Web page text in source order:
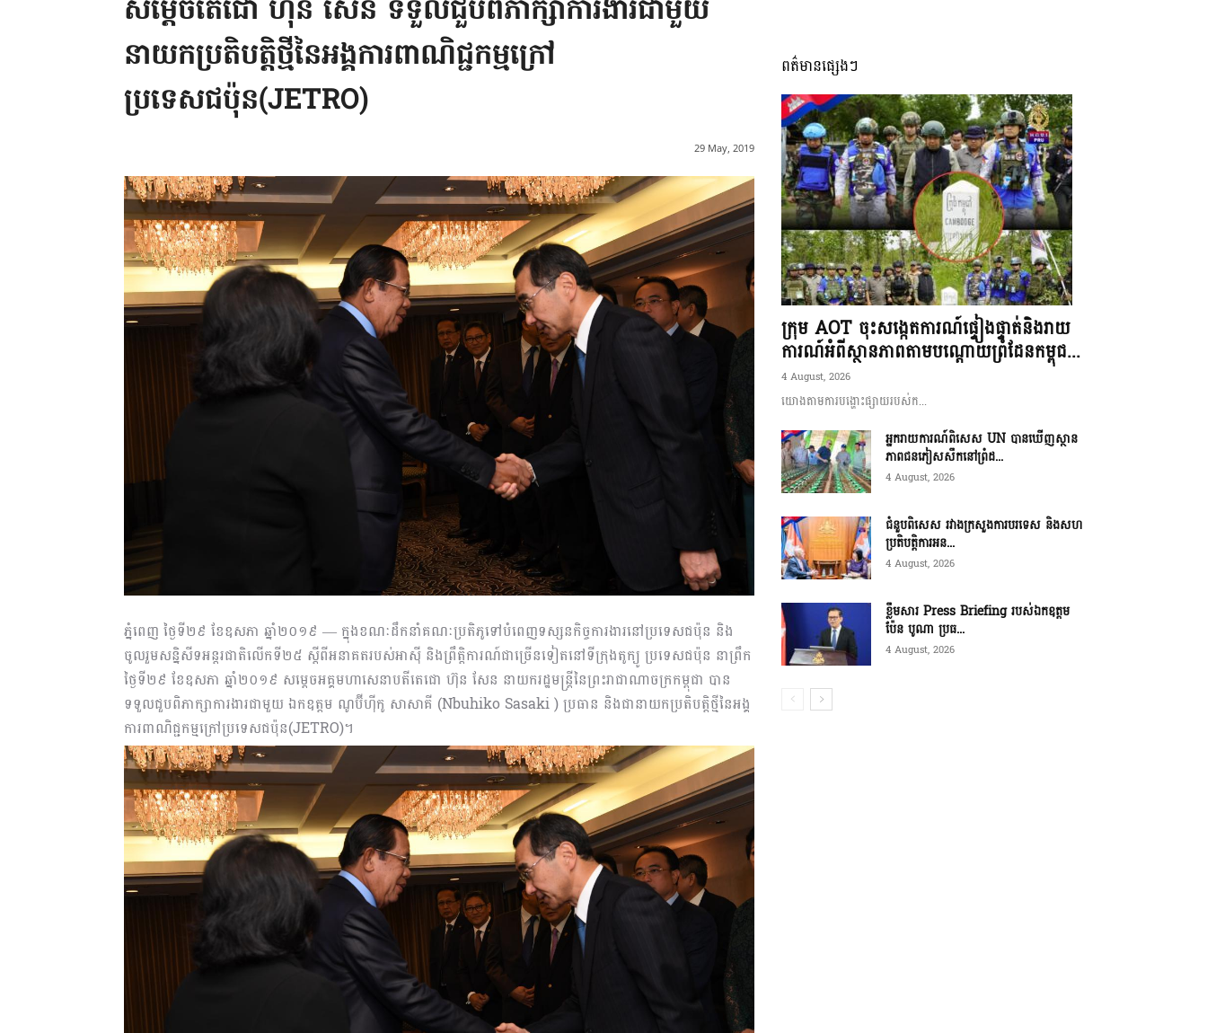
អង្គ
ភាព​
ប្រតិកម្ម
រហ័ស
សម្ដេចតេជោ ហ៊ុន សែន ទទួលជួបពិភាក្សាការងារជាមួយ
នាយកប្រតិបត្តិថ្មីនៃអង្គការពាណិជ្ជកម្មក្រៅ
ប្រទេសជប៉ុន(JETRO)
29 May, 2019
ភ្នំពេញ ថ្ងៃទី២៩ ខែឧសភា ឆ្នាំ២០១៩ — ក្នុងខណៈដឹកនាំគណៈប្រតិភូទៅបំពេញទស្សនកិច្ចការងារនៅប្រទេសជប៉ុន និង
ចូល​រួ​ម​សន្និសីទ​អន្តរជាតិលើក​ទី​២​៥​ ​ស្តី​ពីអនាគតរបស់អាស៊ី និងព្រឹត្តិការណ៍ជាច្រើនទៀតនៅទី​ក្រុ​ងតូក្យូ ប្រទេសជប៉ុន នាព្រឹក
ថ្ងៃទី២៩ ខែឧសភា ឆ្នាំ២០១៩ សម្ដេចអគ្គមហា​សេនាបតី​តេ​ជោ​ ហ៊ុន សែន នាយករដ្ឋមន្ត្រីនៃព្រះរាជាណាចក្រកម្ពុជា បាន
ទទួលជួបពិភាក្សាការងារ​ជាមួ​យ​ ឯកឧត្ដម ណូប៊ីហ៊ីកូ សាសាគី (Nbuhiko Sasaki ) ប្រធាន និងជានាយកប្រតិបត្តិថ្មីនៃអង្គ​
ការ​ពាណិជ្ជកម្មក្រៅប្រទេសជប៉ុន(JETRO)។
ពត៌មានផ្សេងៗ
ក្រុម AOT ចុះសង្កេតការណ៍ផ្ទៀងផ្ទាត់និងរាយ
ការណ៍អំពីស្ថានភាពតាមបណ្តោយព្រំដែនកម្ពុជ...
4 August, 2026
យោងតាមការបង្ហោះផ្សាយរបស់ក...
អ្នករាយការណ៍ពិសេស UN បានឃើញស្ថាន
ភាពជនភៀសសឹកនៅព្រំដ...
4 August, 2026
ជំនួបពិសេស រវាងក្រសួងការបរទេស និងសហ
ប្រតិបត្តិការអន...
4 August, 2026
ខ្លឹមសារ Press Briefing របស់ឯកឧត្តម
ប៉ែន បូណា ប្រធ...
4 August, 2026